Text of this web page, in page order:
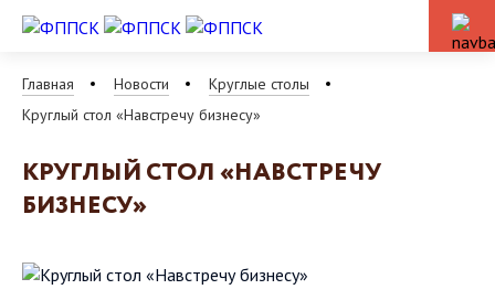
Главная Новости
Круглые столы
Круглый стол «Навстречу бизнесу»
КРУГЛЫЙ СТОЛ «НАВСТРЕЧУ
БИЗНЕСУ»